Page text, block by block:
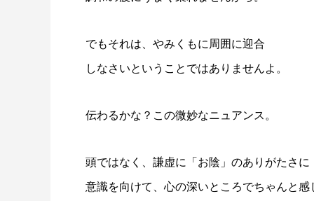
でもそれは、やみくもに周囲に迎合
しなさいということではありませんよ。
伝わるかな？この微妙なニュアンス。
頭ではなく、謙虚に「お陰」のありがたさに
意識を向けて、心の深いところでちゃんと感